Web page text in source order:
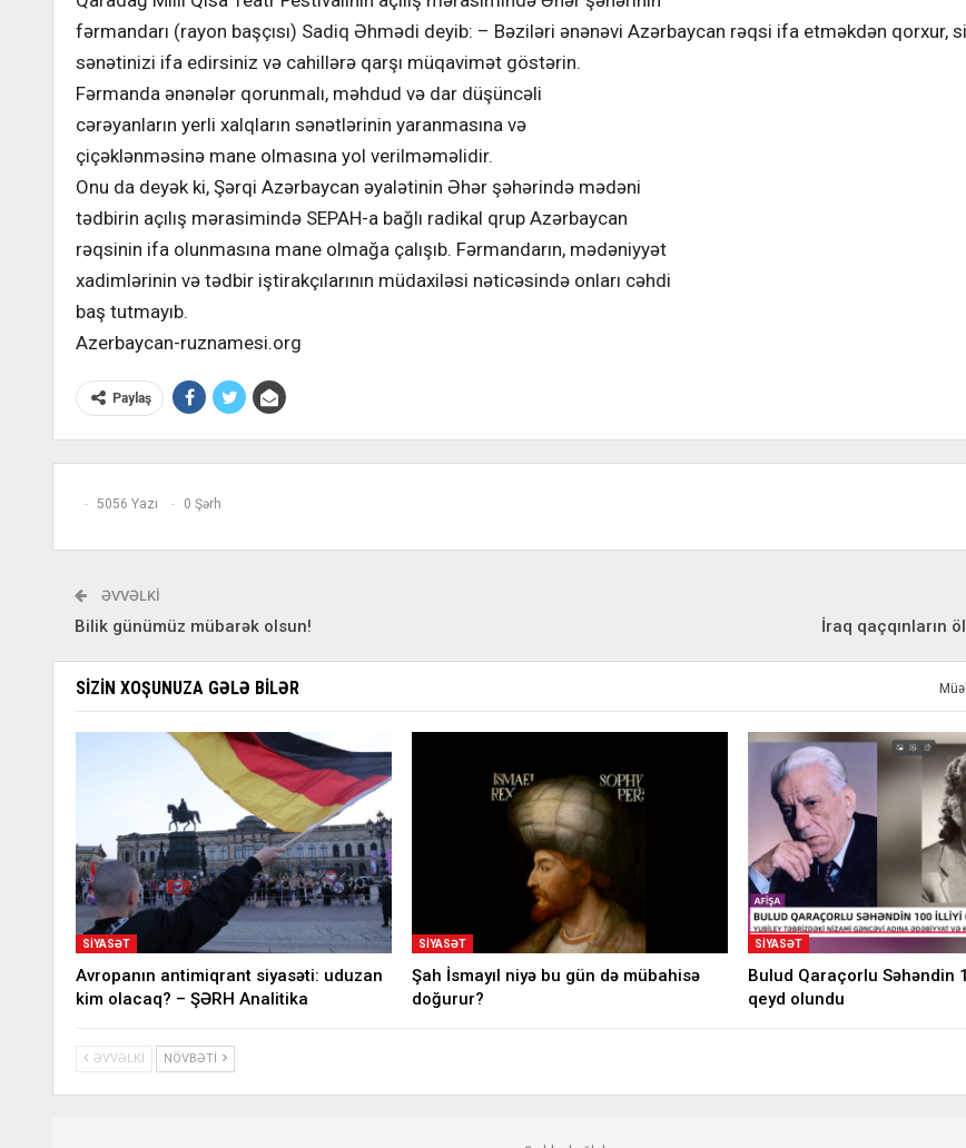
fərmandarı (rayon başçısı) Sadiq Əhmədi deyib: – Bəziləri ənənəvi Azərbaycan rəqsi ifa etməkdən qorxur,
sənətinizi ifa edirsiniz və cahillərə qarşı müqavimət göstərin.
Fərmanda ənənələr qorunmalı, məhdud və dar düşüncəli
cərəyanların yerli xalqların sənətlərinin yaranmasına və
çiçəklənməsinə mane olmasına yol verilməməlidir.
Onu da deyək ki, Şərqi Azərbaycan əyalətinin Əhər şəhərində mədəni
tədbirin açılış mərasimində SEPAH-a bağlı radikal qrup Azərbaycan
rəqsinin ifa olunmasına mane olmağa çalışıb. Fərmandarın, mədəniyyət
xadimlərinin və tədbir iştirakçılarının müdaxiləsi nəticəsində onları cəhdi
baş tutmayıb.
Azerbaycan-ruznamesi.org
Paylaş
5056 Yazı 0 Şərh
ƏVVƏLKI
Bilik günümüz mübarək olsun! İraq qaçqınların
SIZIN XOŞUNUZA GƏLƏ BILƏR
SIYASƏT
Avropanın antimiqrant siyasəti: uduzan
kim olacaq? – ŞƏRH Analitika
SIYASƏT
Şah İsmayıl niyə bu gün də mübahisə
doğurur?
SIYASƏT
Bulud Qaraçorlu Səhəndin
qeyd olundu
ƏVVƏLKI NÖVBƏTI